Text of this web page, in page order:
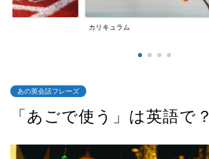
英検
あの英会話フレーズ
「あごで使う」は英語で？